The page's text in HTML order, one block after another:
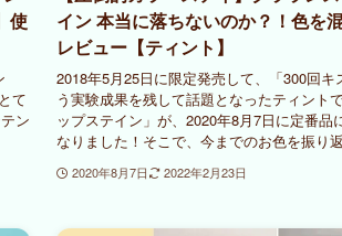
使
て
ン
イン 本当に落ちないのか？！色を
レビュー【ティント】
2018年5月25日に限定発売して、「300回
う実験成果を残して話題となったティント
ップステイン」が、2020年8月7日に定番品
なりました！そこで、今までのお色を振り
2020年8月7日 2022年2月23日